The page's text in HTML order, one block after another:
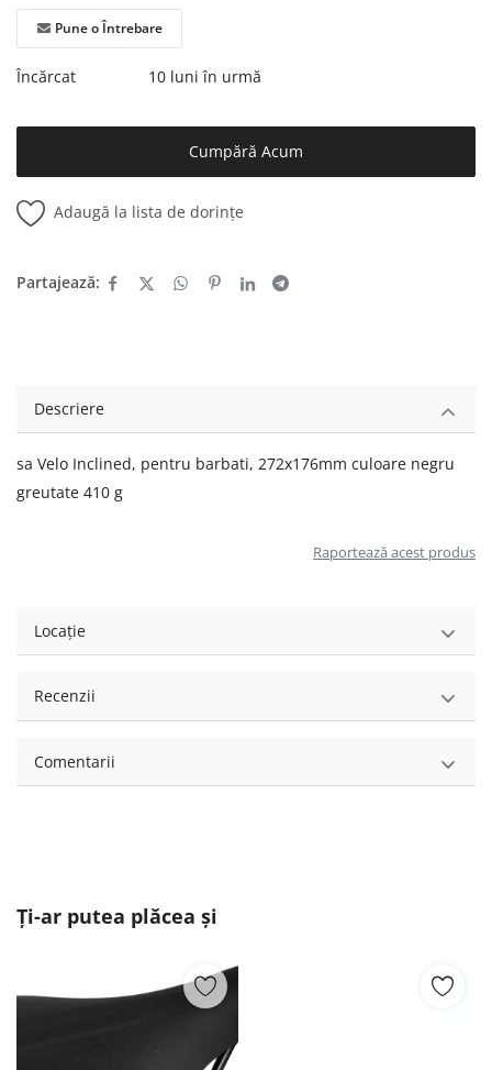
Pune o Întrebare
Încărcat 10 luni în urmă
Cumpără Acum
Adaugă la lista de dorințe
Partajează:
Descriere
sa Velo Inclined, pentru barbati, 272x176mm culoare negru
greutate 410 g
Raportează acest produs
Locație
Recenzii
Comentarii
Ți-ar putea plăcea și